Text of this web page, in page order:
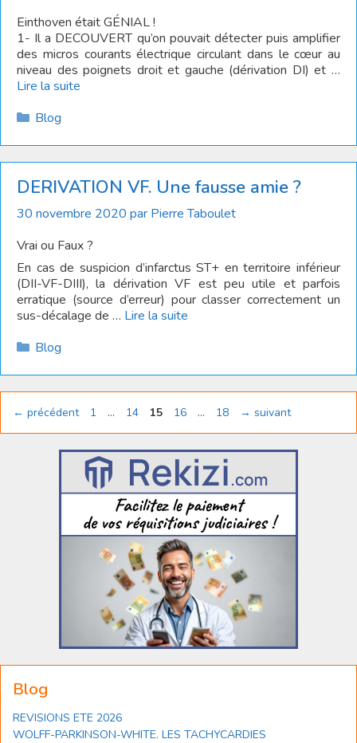
Einthoven était GÉNIAL !
1- Il a DECOUVERT qu’on pouvait détecter puis amplifier
des micros courants électrique circulant dans le cœur au
niveau des poignets droit et gauche (dérivation DI) et …
Lire la suite
Catégories
Blog
DERIVATION VF. Une fausse amie ?
30 novembre 2020 par Pierre Taboulet
Vrai ou Faux ?
En cas de suspicion d’infarctus ST+ en territoire inférieur
(DII-VF-DIII), la dérivation VF est peu utile et parfois
erratique (source d’erreur) pour classer correctement un
sus-décalage de … Lire la suite
Catégories
Blog
← précédent Page
1 … Page
14 Page
15 Page
16 … Page
18 → suivant
Blog
REVISIONS ETE 2026
WOLFF-PARKINSON-WHITE. LES TACHYCARDIES